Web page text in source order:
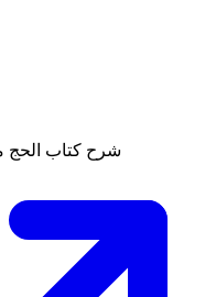
شرح كتاب الحج